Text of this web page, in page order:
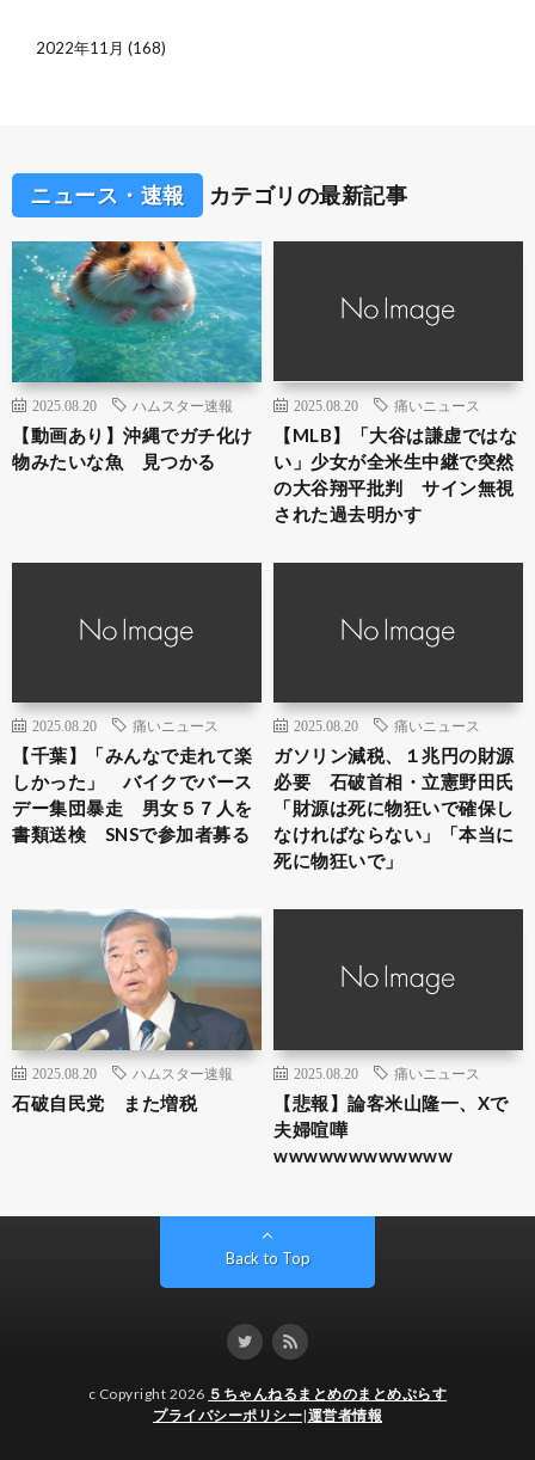
2022年11月 (168)
ニュース・速報 カテゴリの最新記事
2025.08.20 ハムスター速報
【動画あり】沖縄でガチ化け
物みたいな魚 見つかる
2025.08.20 痛いニュース
【MLB】「大谷は謙虚ではな
い」少女が全米生中継で突然
の大谷翔平批判 サイン無視
された過去明かす
2025.08.20 痛いニュース
【千葉】「みんなで走れて楽
しかった」 バイクでバース
デー集団暴走 男女５７人を
書類送検 SNSで参加者募る
2025.08.20 痛いニュース
ガソリン減税、１兆円の財源
必要 石破首相・立憲野田氏
「財源は死に物狂いで確保し
なければならない」「本当に
死に物狂いで」
2025.08.20 ハムスター速報
石破自民党 また増税
2025.08.20 痛いニュース
【悲報】論客米山隆一、Xで
夫婦喧嘩
wwwwwwwwwwww
Back to Top
c Copyright 2026 ５ちゃんねるまとめのまとめぷらす
プライバシーポリシー|運営者情報